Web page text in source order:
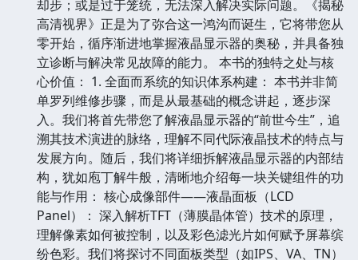
却步；或是过于笼统，无法深入解决实际问题。《揭秘
高清视界》正是为了弥合这一鸿沟而诞生，它将带您从
零开始，循序渐进地掌握液晶显示器的奥秘，并具备独
立诊断与解决常见故障的能力。 本书的独特之处与核
心价值： 1. 全面而系统的知识体系构建： 本书并非简
单罗列维修步骤，而是从最基础的概念讲起，逐步深
入。我们将首先带您了解液晶显示器的“前世今生”，追
溯其技术演进的脉络，理解不同代际液晶技术的特点与
发展方向。随后，我们将详细拆解液晶显示器的内部结
构，犹如庖丁解牛般，清晰地介绍每一块关键组件的功
能与作用： 核心成像部件——液晶面板（LCD
Panel）： 深入解析TFT（薄膜晶体管）技术的原理，
理解像素如何被控制，以及彩色滤光片如何赋予屏幕缤
纷色彩。我们将探讨不同面板类型（如IPS、VA、TN）